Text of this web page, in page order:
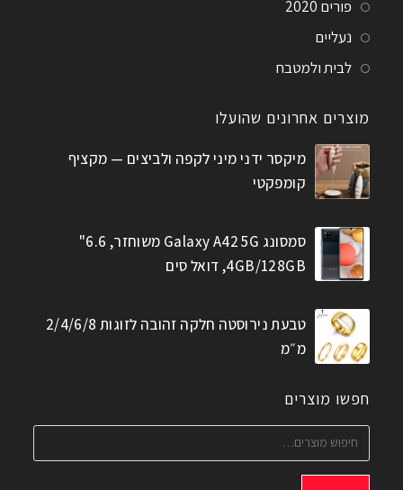
פורים 2020
נעליים
לבית ולמטבח
מוצרים אחרונים שהועלו
מיקסר ידני מיני לקפה ולביצים — מקציף
קומפקטי
סמסונג Galaxy A42 5G משוחזר, 6.6"
4GB/128GB, דואל סים
טבעת נירוסטה חלקה זהובה לזוגות 2/4/6/8
מ״מ
חפשו מוצרים